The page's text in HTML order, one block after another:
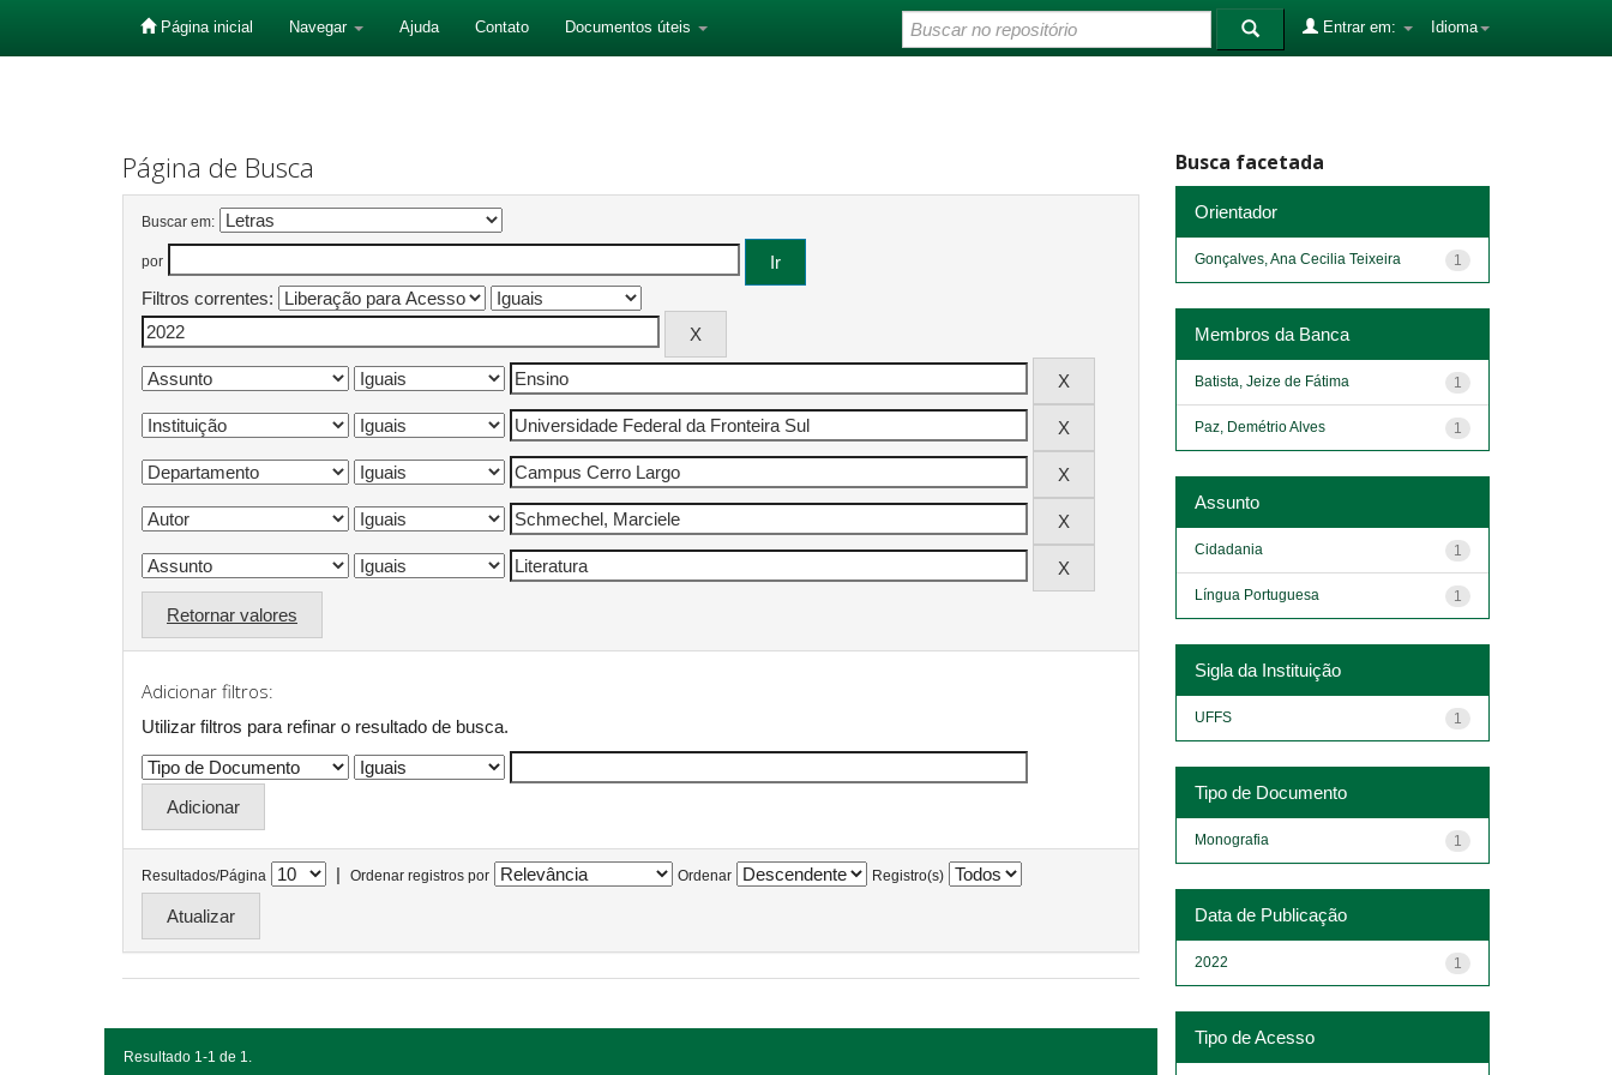
Página inicial Navegar Ajuda Contato Documentos úteis Idioma
Entrar em:
Página de Busca
Buscar em:
por
Filtros correntes:
Retornar valores
Adicionar filtros:
Utilizar filtros para refinar o resultado de busca.
Resultados/Página | Ordenar registros por Ordenar Registro(s)
Resultado 1-1 de 1.
Busca facetada
Orientador
1
Gonçalves, Ana Cecilia Teixeira
Membros da Banca
1
Batista, Jeize de Fátima
1
Paz, Demétrio Alves
Assunto
1
Cidadania
1
Língua Portuguesa
Sigla da Instituição
1
UFFS
Tipo de Documento
1
Monografia
Data de Publicação
1
2022
Tipo de Acesso